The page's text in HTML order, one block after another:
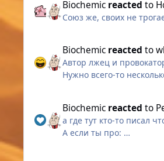
А теперь по факту,
- Если хочешь сервер
том что горская ги
случае вернут и всё
амберовцы щас могут
- Тебе рано или
если ты выберешь
- Как ни странно, но
амберовских пачек,
Biochemic reacted to
Союз же, своих не
Biochemic reacted to
Автор лжец и
Нужно всего-то
Biochemic reacted to
а где тут кто-то писал
А если ты про: